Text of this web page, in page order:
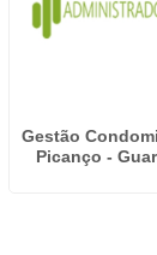
Gestão
Picanço -